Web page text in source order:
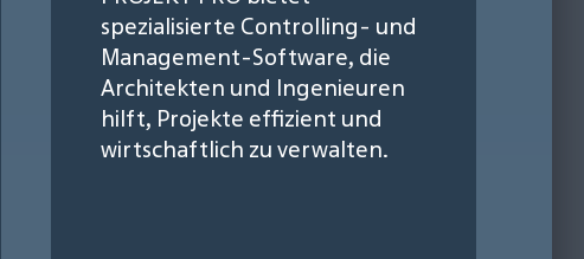
spezialisierte Controlling- und
Management-Software, die
Architekten und Ingenieuren
hilft, Projekte effizient und
wirtschaftlich zu verwalten.